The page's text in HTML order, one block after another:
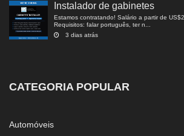
Instalador de gabinetes
Estamos contratando! Salário a partir de
Requisitos: falar português, ter n...
3 dias atrás
CATEGORIA POPULAR
Automóveis